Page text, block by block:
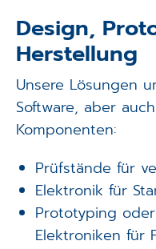
Design,
Herstellung
Unsere Lösungen
Software, aber
Komponenten:
Prüfstände für
Elektronik für
Prototyping
Elektroniken für